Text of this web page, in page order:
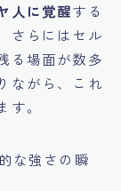
人に覚醒する
さらにはセル
る場面が数多
ながら、これ
。
な強さの瞬